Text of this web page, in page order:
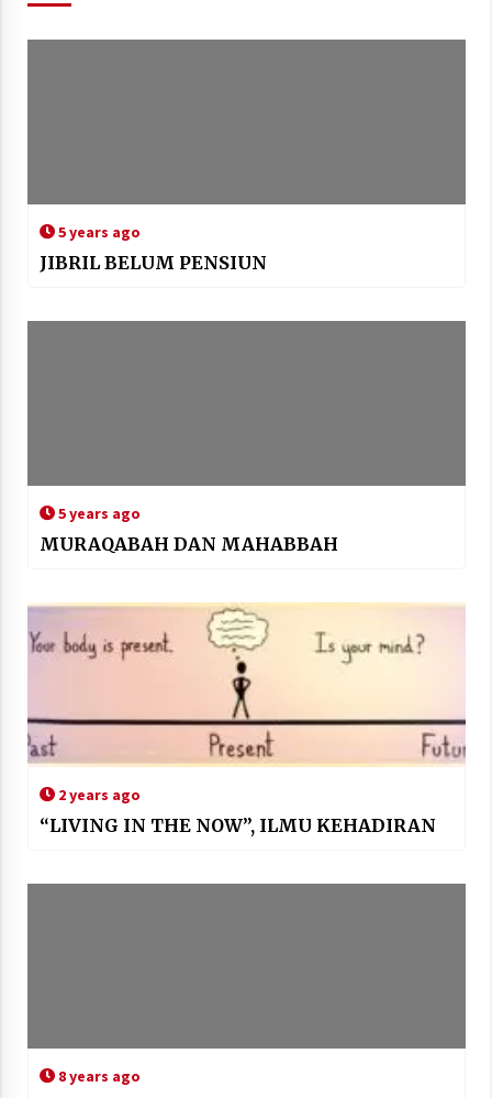
5 years ago
JIBRIL BELUM PENSIUN
5 years ago
MURAQABAH DAN MAHABBAH
2 years ago
“LIVING IN THE NOW”, ILMU KEHADIRAN
8 years ago